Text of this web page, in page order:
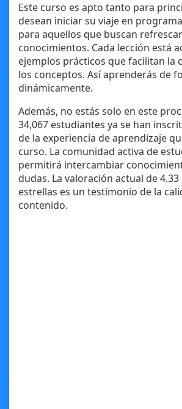
Este curso es apto tanto para
desean iniciar su viaje en
para aquellos que buscan
conocimientos. Cada lección está
ejemplos prácticos que facilitan la
los conceptos. Así aprenderás de
dinámicamente.
Además, no estás solo en este
34,067 estudiantes ya se han
de la experiencia de aprendizaje
curso. La comunidad activa de
permitirá intercambiar
dudas. La valoración actual de
estrellas es un testimonio de la
contenido.